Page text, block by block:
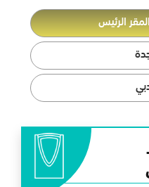
الرئيس